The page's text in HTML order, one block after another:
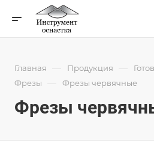
Главная — Продукция —
Фрезы — Фрезы червячные
Фрезы